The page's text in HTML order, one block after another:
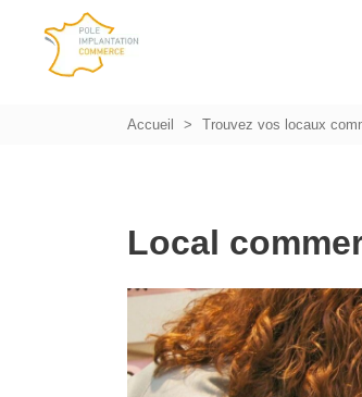
Accueil Trouvez vos locaux
Local